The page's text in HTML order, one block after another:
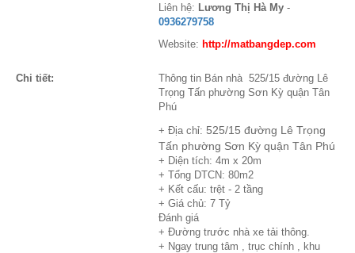
Liên hệ: Lương Thị Hà My -
0936279758
Website: http://matbangdep.com
Chi tiết:
Thông tin Bán nhà 525/15 đường Lê
Trọng Tấn phường Sơn Kỳ quận Tân
Phú
+ Địa chỉ: 525/15 đường Lê Trọng
Tấn phường Sơn Kỳ quận Tân Phú
+ Diện tích: 4m x 20m
+ Tổng DTCN: 80m2
+ Kết cấu: trệt - 2 tầng
+ Giá chủ: 7 Tỷ
Đánh giá
+ Đường trước nhà xe tải thông.
+ Ngay trung tâm , trục chính , khu